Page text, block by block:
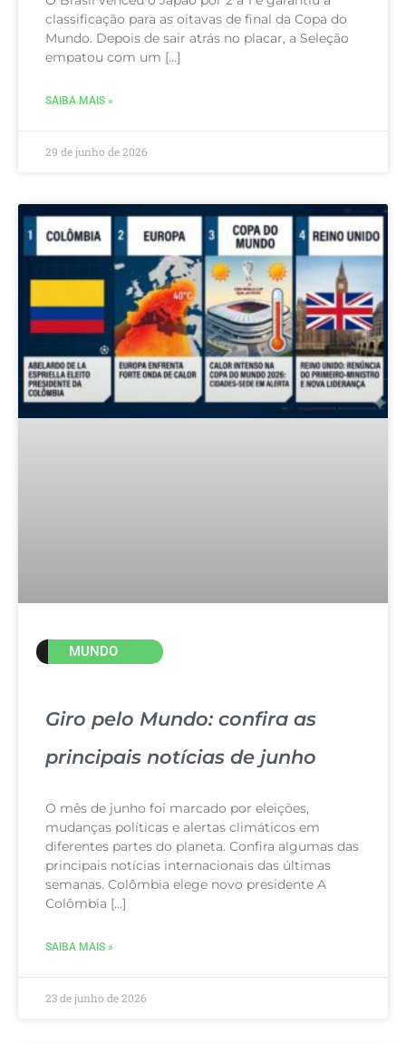
classificação para as oitavas de final da Copa do
Mundo. Depois de sair atrás no placar, a Seleção
empatou com um […]
SAIBA MAIS »
29 de junho de 2026
MUNDO
Giro pelo Mundo: confira as
principais notícias de junho
O mês de junho foi marcado por eleições,
mudanças políticas e alertas climáticos em
diferentes partes do planeta. Confira algumas das
principais notícias internacionais das últimas
semanas. Colômbia elege novo presidente A
Colômbia […]
SAIBA MAIS »
23 de junho de 2026